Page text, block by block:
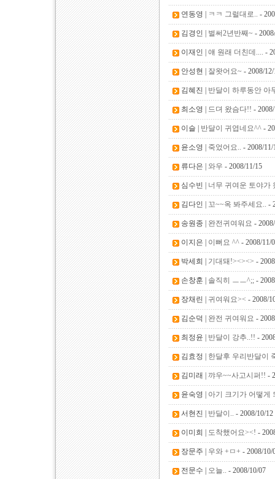
연동영 | ㅋㅋ 그럴대로.. -
김경인 | 벌써2년반째~ -
이재인 | 얘 원래 더친데.... -
안성현 | 잘왓어요~ - 2008/
김혜진 | 반달이 하루동안 아
최소영 | 드뎌 왔슴다!! -
이슬 | 반달이 귀엽네요^^ -
윤소영 | 죽었어요.. - 2008/11/
류다은 | 와우 - 2008/11/15
심수빈 | 너무 귀여운 토야가
김다인 | 꼬~~옥 봐주세요.. -
송원종 | 완전귀여워요 -
이지은 | 이뻐요 ^^ - 2008/11/
박세희 | 기대돼!><><> -
손창훈 | 솔직히 ㅡㅡ^;; -
장채린 | 귀여워요>< - 2008/
김순덕 | 완전 귀여워요 -
최정윤 | 반달이 강추..!! -
김효정 | 한달후 우리반달이
김미래 | 꺄우~~사고시퍼!! -
윤숙영 | 아기 크기가 어떻게
서현진 | 반달이.. - 2008/10/12
이미희 | 도착했어요><! -
장문주 | 우와 +ㅁ+ - 2008/10/
전문수 | 오늘.. - 2008/10/07